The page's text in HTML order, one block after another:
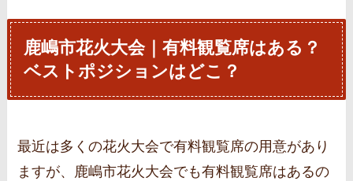
鹿嶋市花火大会｜有料観覧席はある？
ベストポジションはどこ？
最近は多くの花火大会で有料観覧席の用意があり
ますが、鹿嶋市花火大会でも有料観覧席はあるの